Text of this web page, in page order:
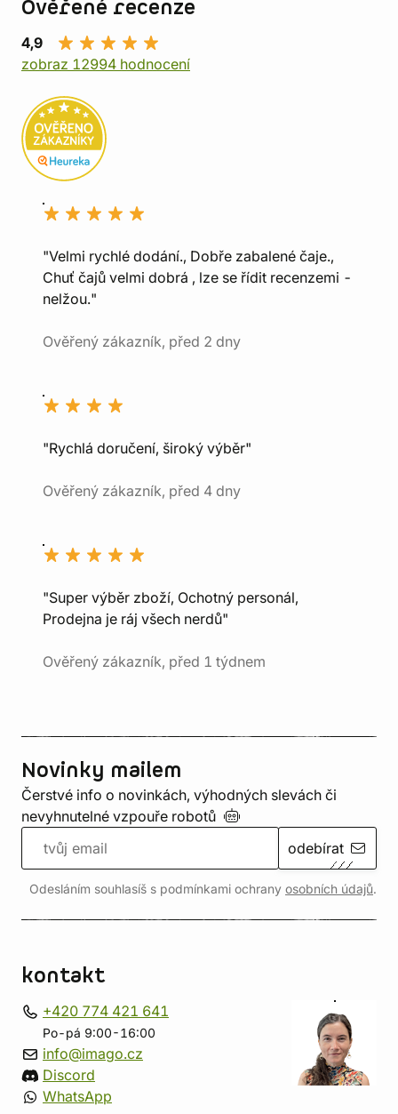
Ověřené recenze
4,9
zobraz 12994 hodnocení
"Velmi rychlé dodání., Dobře zabalené čaje.,
Chuť čajů velmi dobrá , lze se řídit recenzemi -
nelžou."
Ověřený zákazník, před 2 dny
"Rychlá doručení, široký výběr"
Ověřený zákazník, před 4 dny
"Super výběr zboží, Ochotný personál,
Prodejna je ráj všech nerdů"
Ověřený zákazník, před 1 týdnem
Novinky mailem
Čerstvé info o novinkách, výhodných slevách či
nevyhnutelné vzpouře robotů
odebírat
Odesláním souhlasíš s podmínkami ochrany osobních údajů.
kontakt
+420 774 421 641
Po-pá 9:00-16:00
info@imago.cz
Discord
WhatsApp